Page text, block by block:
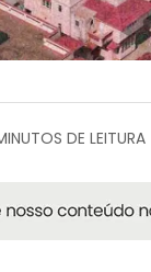
DE LEITURA